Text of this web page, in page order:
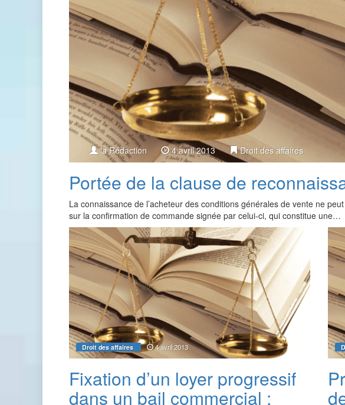
la Rédaction 4 avril 2013 Droit des affaires
Portée de la clause de
La connaissance de l’acheteur des conditions générales de vente ne
sur la confirmation de commande signée par celui-ci, qui constitue une…
Droit des affaires 4 avril 2013
Fixation d’un loyer progressif
dans un bail commercial :